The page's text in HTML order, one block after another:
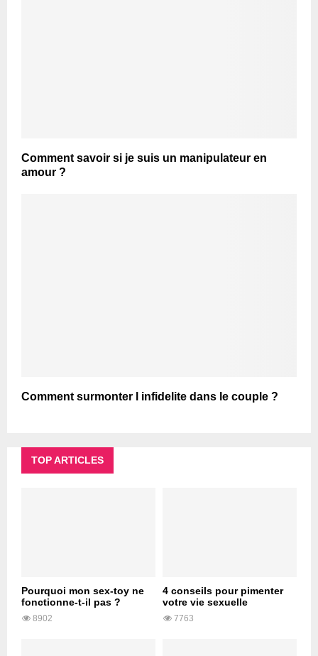
Comment savoir si je suis un manipulateur en
amour ?
Comment surmonter l infidelite dans le couple ?
TOP ARTICLES
Pourquoi mon sex-toy ne
fonctionne-t-il pas ?
8902
4 conseils pour pimenter
votre vie sexuelle
7763